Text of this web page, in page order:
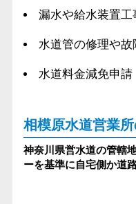
漏水や給水装置工
水道管の修理や
水道料金減免申請
相模原水道営業
神奈川県営水道の管轄
ーを基準に自宅側か道